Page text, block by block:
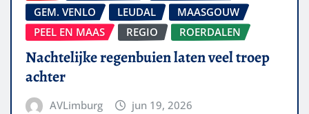
GEM. VENLO
LEUDAL
MAASGOUW
PEEL EN MAAS
REGIO ROERDALEN
Nachtelijke regenbuien laten veel troep
achter
AVLimburg jun 19, 2026